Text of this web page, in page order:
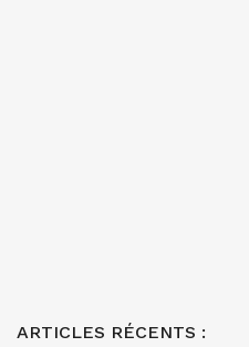
ARTICLES RÉCENTS :